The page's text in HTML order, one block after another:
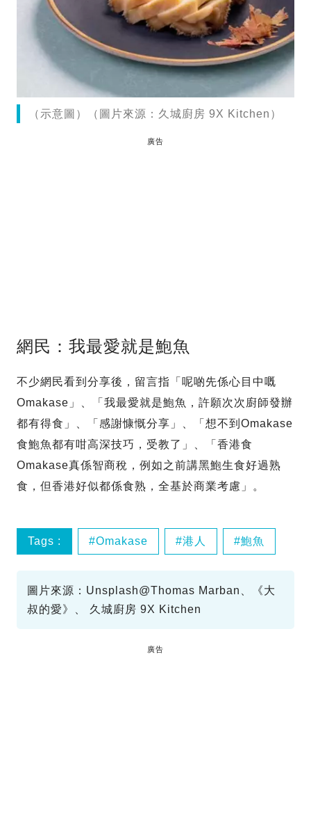
（示意圖）（圖片來源：久城廚房 9X Kitchen）
廣告
網民：我最愛就是鮑魚
不少網民看到分享後，留言指「呢啲先係心目中嘅
Omakase」、「我最愛就是鮑魚，許願次次廚師發辦
都有得食」、「感謝慷慨分享」、「想不到Omakase
食鮑魚都有咁高深技巧，受教了」、「香港食
Omakase真係智商稅，例如之前講黑鮑生食好過熟
食，但香港好似都係食熟，全基於商業考慮」。
Tags : Omakase 港人 鮑魚
圖片來源：Unsplash@Thomas Marban、《大
叔的愛》、 久城廚房 9X Kitchen
廣告